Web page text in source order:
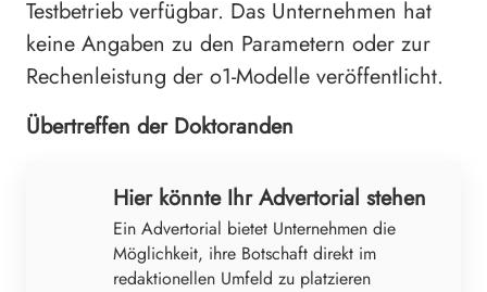
Testbetrieb verfügbar. Das Unternehmen hat
keine Angaben zu den Parametern oder zur
Rechenleistung der o1-Modelle veröffentlicht.
Übertreffen der Doktoranden
Hier könnte Ihr Advertorial stehen
Ein Advertorial bietet Unternehmen die
Möglichkeit, ihre Botschaft direkt im
redaktionellen Umfeld zu platzieren